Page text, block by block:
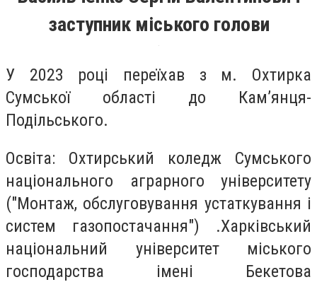
заступник міського голови
У 2023 році переїхав з м. Охтирка
Сумської області до Кам’янця-
Подільського.
Освіта: Охтирський коледж Сумського
національного аграрного університету
("Монтаж, обслуговування устаткування і
систем газопостачання") .Харківський
національний університет міського
господарства імені Бекетова